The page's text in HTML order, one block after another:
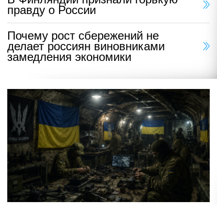
правду о России
Почему рост сбережений не
делает россиян виновниками
замедления экономики